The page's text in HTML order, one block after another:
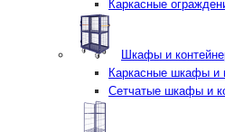
Каркасные
Шкафы и
Каркасные шкафы и
Сетчатые шкафы и